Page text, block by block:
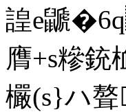
諻e鼶
膺+s糝
欕(s}ハ